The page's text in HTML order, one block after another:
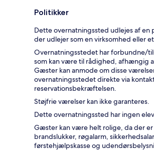
Politikker
Dette overnatningssted udlejes af en
der udlejer som en virksomhed eller
Overnatningsstedet har forbundne/
som kan være til rådighed, afhængig
Gæster kan anmode om disse
overnatningsstedet direkte via
reservationsbekræftelsen.
Støjfrie værelser kan ikke garanteres.
Dette overnatningssted har ingen
Gæster kan være helt rolige, da der er
brandslukker, røgalarm,
førstehjælpskasse og